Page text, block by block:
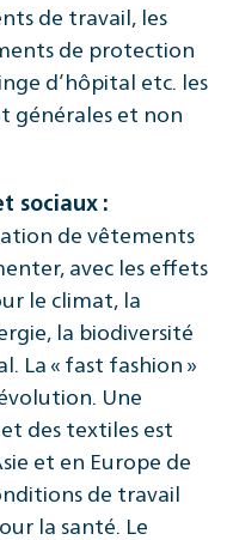
de travail, les
de protection
d’hôpital etc. les
générales et non
sociaux :
de vêtements
avec les effets
le climat, la
la biodiversité
La « fast fashion »
Une
des textiles est
et en Europe de
de travail
la santé. Le